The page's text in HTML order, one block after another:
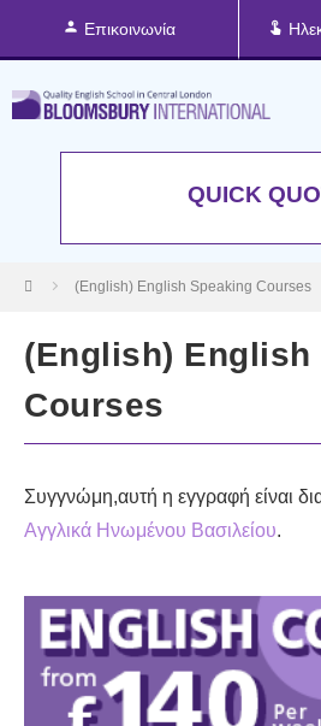
Επικοινωνία
QUICK
(English) English Speaking Courses
(English) English
Courses
Συγγνώμη,αυτή η εγγραφή είναι
Αγγλικά Ηνωμένου Βασιλείου.